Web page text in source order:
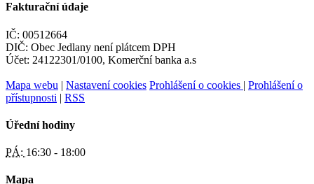
Fakturační údaje
IČ: 00512664
DIČ: Obec Jedlany není plátcem DPH
Účet: 24122301/0100, Komerční banka a.s
Mapa webu | Nastavení cookies Prohlášení o cookies | Prohlášení o
přístupnosti | RSS
Úřední hodiny
PÁ: 16:30 - 18:00
Mapa